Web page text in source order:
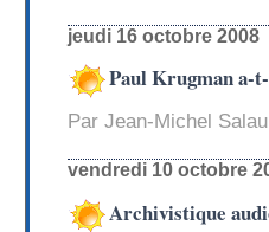
jeudi 16 octobre 2008
Paul Krugman a-
Par Jean-Michel
vendredi 10 octobre
Archivistique